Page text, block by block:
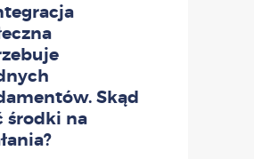
Skąd
środki na